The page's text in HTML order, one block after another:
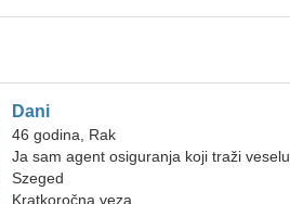
Dani
46 godina, Rak
Ja sam agent osiguranja koji traži veselu
ženu
Szeged
Kratkoročna veza